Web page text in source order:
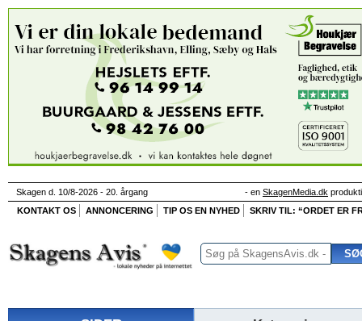
Skagen d. 10/8-2026 - 20. årgang - en SkagenMedia.dk
KONTAKT OS
ANNONCERING TIP OS EN NYHED SKRIV TIL: “ORDET ER